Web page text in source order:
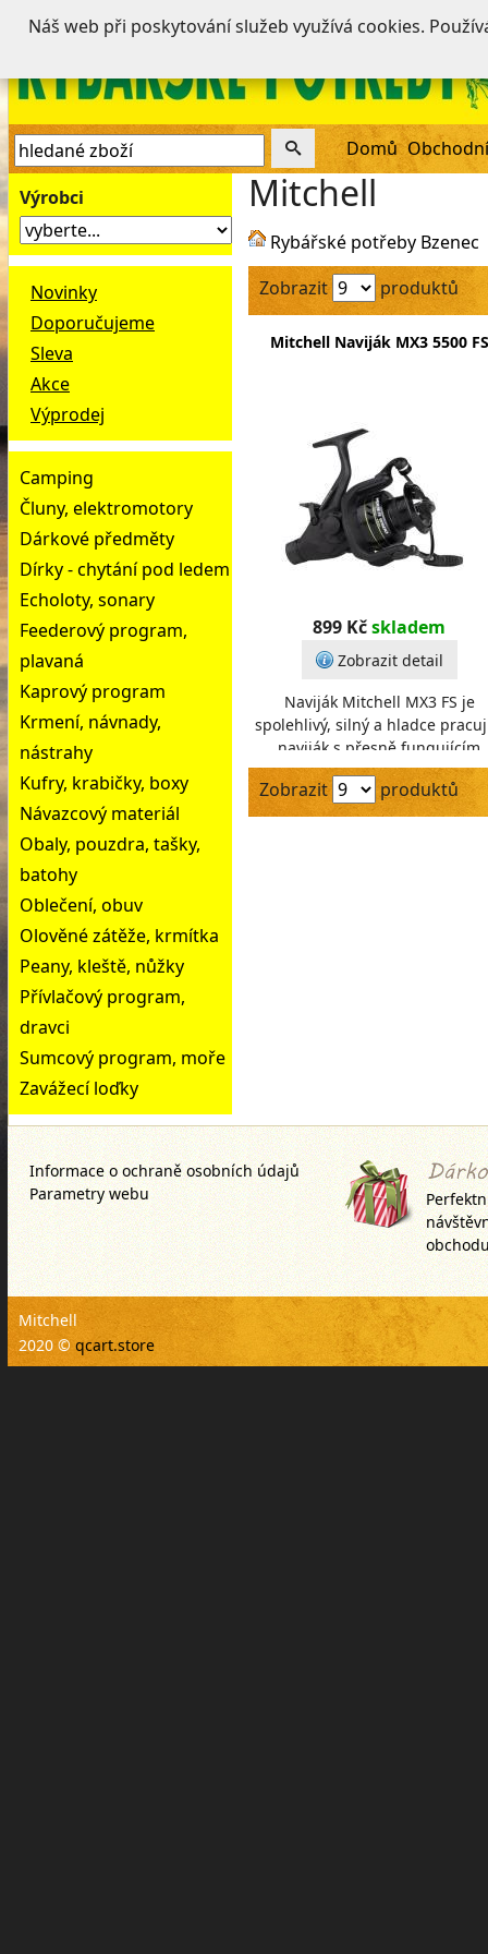
Domů
Výrobci
Novinky
Doporučujeme
Sleva
Akce
Výprodej
Camping
Čluny, elektromotory
Dárkové předměty
Dírky - chytání pod ledem
Echoloty, sonary
Feederový program,
plavaná
Kaprový program
Krmení, návnady,
nástrahy
Kufry, krabičky, boxy
Návazcový materiál
Obaly, pouzdra, tašky,
batohy
Oblečení, obuv
Olověné zátěže, krmítka
Peany, kleště, nůžky
Přívlačový program,
dravci
Sumcový program, moře
Zavážecí loďky
Mitchell
Rybářské potřeby Bzenec
Zobrazit
produktů
Mitchell Naviják MX3 5500 FS
899 Kčskladem
Zobrazit detail
Naviják Mitchell MX3 FS je
spolehlivý, silný a hladce
naviják s přesně fungujícím
systémem volnoběžné
brzdy.Navijáky mají pevné gr
Zobrazit produktů
Informace o ochraně osobních údajů
Parametry webu
Mitchell
2020 © qcart.store
Náš web při poskytování služeb využívá cookies.